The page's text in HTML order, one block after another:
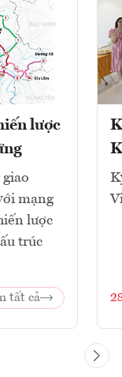
lược
mạng
lược
trúc
tất cả